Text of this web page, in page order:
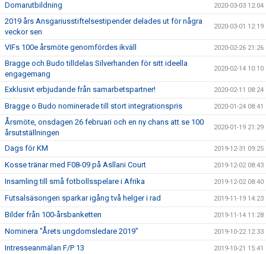
Domarutbildning 2020-03-03 12:04
2019 års Ansgariusstiftelsestipender delades ut för några
veckor sen
2020-03-01 12:19
VIFs 100e årsmöte genomfördes ikväll 2020-02-26 21:26
Bragge och Budo tilldelas Silverhanden för sitt ideella
engagemang
2020-02-14 10:10
Exklusivt erbjudande från samarbetspartner! 2020-02-11 08:24
Bragge o Budo nominerade till stort integrationspris 2020-01-24 08:41
Årsmöte, onsdagen 26 februari och en ny chans att se 100
årsutställningen
2020-01-19 21:29
Dags för KM 2019-12-31 09:25
Kosse tränar med F08-09 på Asllani Court 2019-12-02 08:43
Insamling till små fotbollsspelare i Afrika 2019-12-02 08:40
Futsalsäsongen sparkar igång två helger i rad 2019-11-19 14:23
Bilder från 100-årsbanketten 2019-11-14 11:28
Nominera "Årets ungdomsledare 2019" 2019-10-22 12:33
Intresseanmälan F/P 13 2019-10-21 15:41